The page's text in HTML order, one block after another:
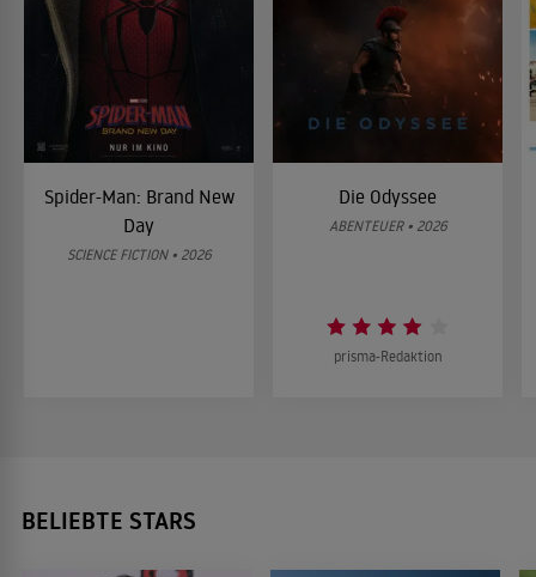
Spider-Man: Brand New
Day
SCIENCE FICTION • 2026
Die Odyssee
ABENTEUER • 2026
prisma-Redaktion
BELIEBTE STARS